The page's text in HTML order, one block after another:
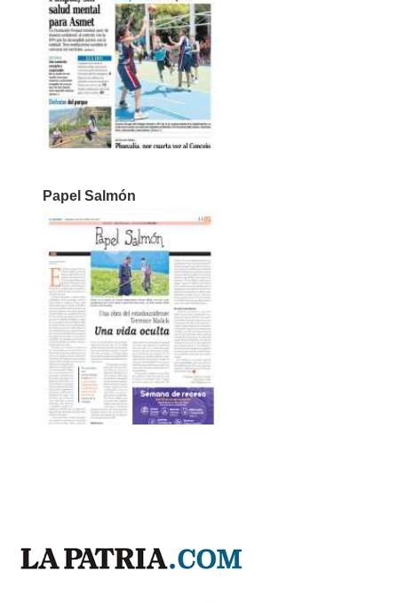
Papel Salmón